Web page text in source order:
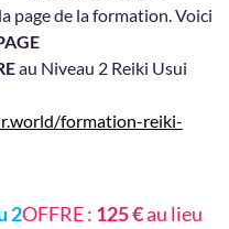
page de la formation. Voici
au Niveau 2 Reiki Usui
formation-reiki-
2OFFRE : 125 €au lieu